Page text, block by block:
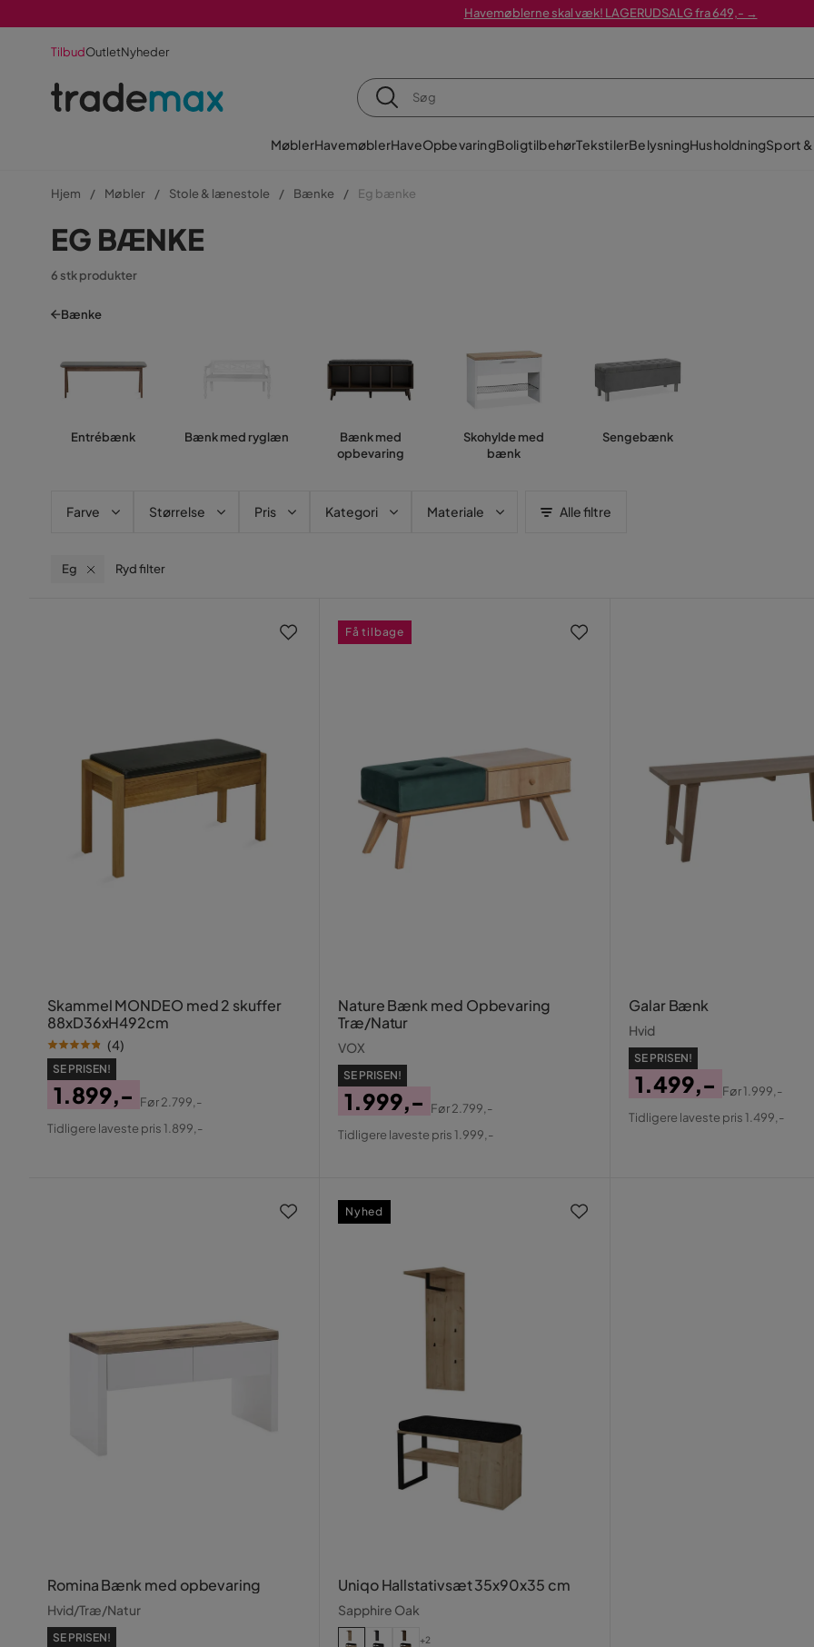
Havemøblerne skal væk! LAGERUDSALG fra 649,- →
TilbudOutletNyheder
MøblerHavemøblerHaveOpbevaringBoligtilbehørTekstilerBelysningHusholdningSport
Hjem Møbler Stole & lænestole Bænke Eg bænke
EG BÆNKE
6 stk produkter
Bænke
Entrébænk Bænk med ryglæn
Bænk med
opbevaring
Skohylde med
bænk
Sengebænk
Farve Størrelse Pris Kategori Materiale Alle filtre
Eg Ryd filter
Skammel MONDEO med 2 skuffer
88xD36xH492cm
(4)
SE PRISEN!
Pris
1.899,-
Original
Før2.799,-
Tidligere laveste pris 1.899,-
Nature Bænk med Opbevaring
Træ/Natur
VOX
SE PRISEN!
Pris
1.999,-
Original
Før2.799,-
Tidligere laveste pris 1.999,-
Få tilbage
Galar Bænk
Hvid
SE PRISEN!
Pris
1.499,-
Original
Før1.999,-
Tidligere laveste pris 1.499,-
Romina Bænk med opbevaring
Hvid/Træ/Natur
SE PRISEN!
Uniqo Hallstativsæt 35x90x35 cm
Sapphire Oak
+2
Nyhed